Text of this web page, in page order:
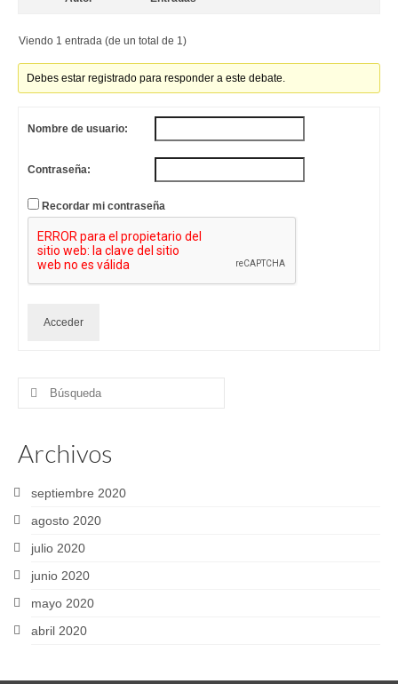
Viendo 1 entrada (de un total de 1)
Debes estar registrado para responder a este debate.
Nombre de usuario:
Contraseña:
Recordar mi contraseña
Acceder
Buscar
Archivos
septiembre 2020
agosto 2020
julio 2020
junio 2020
mayo 2020
abril 2020